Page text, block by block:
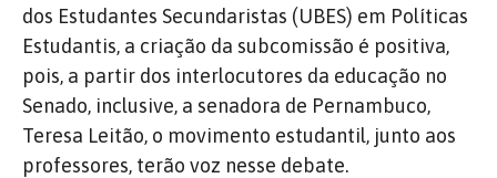
dos Estudantes Secundaristas (UBES) em Políticas
Estudantis, a criação da subcomissão é positiva,
pois, a partir dos interlocutores da educação no
Senado, inclusive, a senadora de Pernambuco,
Teresa Leitão, o movimento estudantil, junto aos
professores, terão voz nesse debate.